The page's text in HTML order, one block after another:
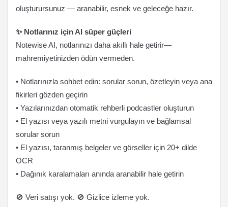
oluşturursunuz — aranabilir, esnek ve geleceğe hazır.
✨ Notlarınız için AI süper güçleri
Notewise AI, notlarınızı daha akıllı hale getirir—
mahremiyetinizden ödün vermeden.
• Notlarınızla sohbet edin: sorular sorun, özetleyin veya ana
fikirleri gözden geçirin
• Yazılarınızdan otomatik rehberli podcastler oluşturun
• El yazısı veya yazılı metni vurgulayın ve bağlamsal
sorular sorun
• El yazısı, taranmış belgeler ve görseller için 20+ dilde
OCR
• Dağınık karalamaları anında aranabilir hale getirin
🚫 Veri satışı yok. 🚫 Gizlice izleme yok.